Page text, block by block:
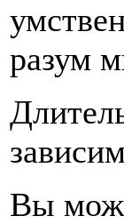
разум
Вы